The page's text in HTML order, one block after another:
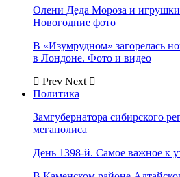
Олени Деда Мороза и игрушки
Новогодние фото
В «Изумрудном» загорелась
в Лондоне. Фото и видео
Prev Next
Политика
Замгубернатора сибирского
мегаполиса
День 1398-й. Самое важное к